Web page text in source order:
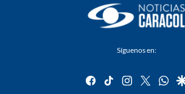
Síguenos en:
facebook
tiktok instagram
twitter